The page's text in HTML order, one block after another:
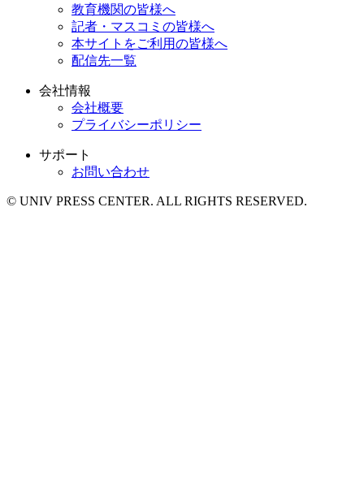
教育機関の皆様へ
記者・マスコミの皆様へ
本サイトをご利用の皆様へ
配信先一覧
会社情報
会社概要
プライバシーポリシー
サポート
お問い合わせ
© UNIV PRESS CENTER. ALL RIGHTS RESERVED.